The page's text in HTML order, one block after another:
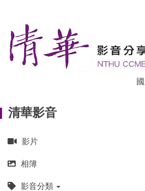
主
要
內
清華影音
影片
相簿
影音分類